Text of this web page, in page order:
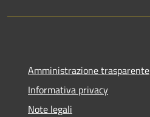
Amministrazione trasparente
Informativa privacy
Note legali